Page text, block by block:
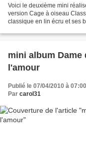
Voici le deuxième mini
version Cage à oiseau
classique en lin écru et ses
mini album Dame
l'amour
Publié le 07/04/2010 à 07:00
Par carol31